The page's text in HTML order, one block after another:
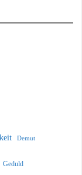
Demut
Geduld